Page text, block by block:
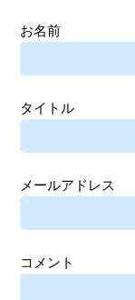
お名前
タイトル
メールアドレス
コメント